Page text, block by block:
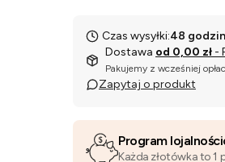
Czas wysyłki:48 godzin
Dostawa od 0,00 zł -
Pakujemy z wcześniej
Zapytaj o produkt
Program
Każda złotówka to